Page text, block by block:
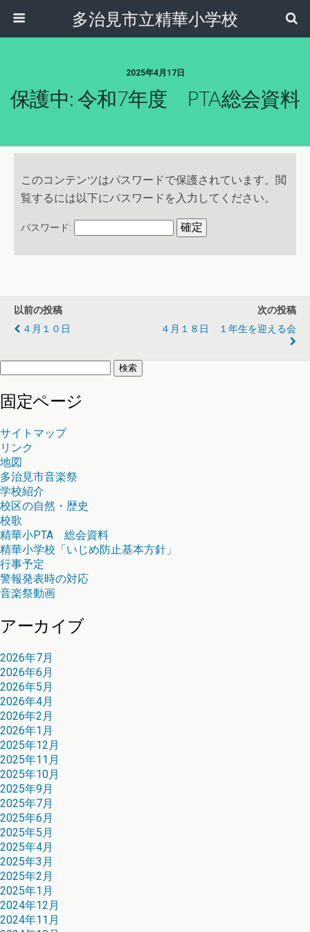
多治見市立精華小学校
2025年4月17日
保護中: 令和7年度 PTA総会資料
このコンテンツはパスワードで保護されています。閲
覧するには以下にパスワードを入力してください。
パスワード:
以前の投稿
４月１０日
次の投稿
４月１８日 １年生を迎える会
検
固定ページ
サイトマップ
リンク
地図
多治見市音楽祭
学校紹介
校区の自然・歴史
校歌
精華小PTA 総会資料
精華小学校「いじめ防止基本方針」
行事予定
警報発表時の対応
音楽祭動画
アーカイブ
2026年7月
2026年6月
2026年5月
2026年4月
2026年2月
2026年1月
2025年12月
2025年11月
2025年10月
2025年9月
2025年7月
2025年6月
2025年5月
2025年4月
2025年3月
2025年2月
2025年1月
2024年12月
2024年11月